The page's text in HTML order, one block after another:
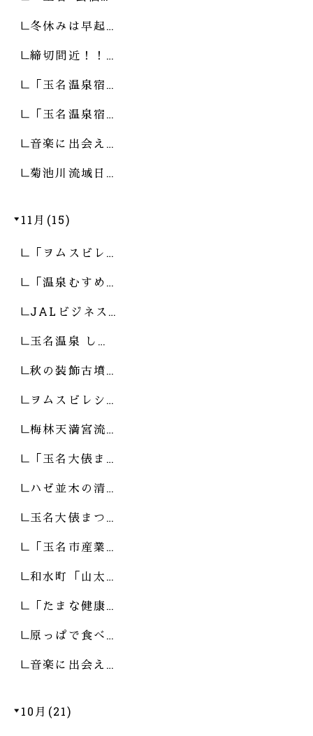
冬休みは早起…
締切間近！！…
「玉名温泉宿…
「玉名温泉宿…
音楽に出会え…
菊池川流域日…
11月(15)
「ヲムスビレ…
「温泉むすめ…
JALビジネス…
玉名温泉 し…
秋の装飾古墳…
ヲムスビレシ…
梅林天満宮流…
「玉名大俵ま…
ハゼ並木の清…
玉名大俵まつ…
「玉名市産業…
和水町「山太…
「たまな健康…
原っぱで食べ…
音楽に出会え…
10月(21)